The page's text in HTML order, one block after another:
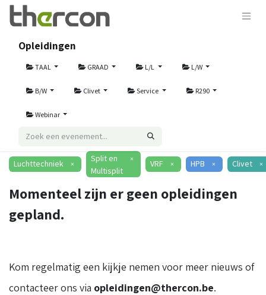
Opleidingen
TAAL GRAAD L/L L/W
B/W Clivet Service R290
Webinar
Luchttechniek ×
Split en
Multisplit
× VRF × HPB × Clivet ×
Momenteel zijn er geen opleidingen
gepland.
Kom regelmatig een kijkje nemen voor meer nieuws of
contacteer ons via opleidingen@thercon.be.